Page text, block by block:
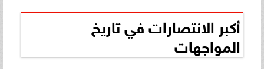
أكبر الانتصارات في تاريخ
المواجهات